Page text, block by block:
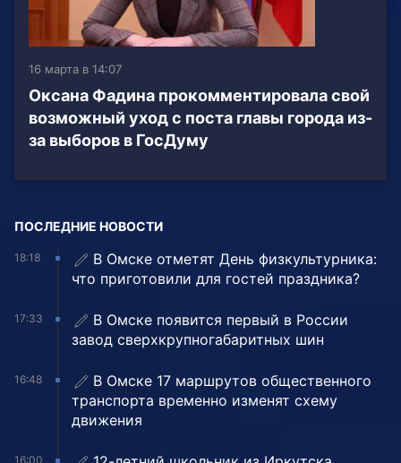
16 марта в 14:07
Оксана Фадина прокомментировала свой
возможный уход с поста главы города из-
за выборов в ГосДуму
ПОСЛЕДНИЕ НОВОСТИ
18:18
В Омске отметят День физкультурника:
что приготовили для гостей праздника?
17:33
В Омске появится первый в России
завод сверхкрупногабаритных шин
16:48
В Омске 17 маршрутов общественного
транспорта временно изменят схему
движения
16:00